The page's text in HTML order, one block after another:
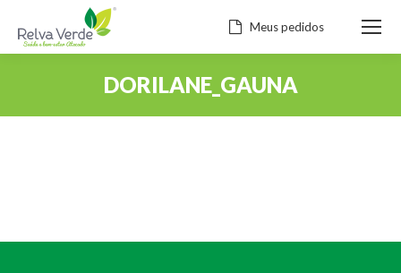
Meus pedidos
DORILANE_GAUNA